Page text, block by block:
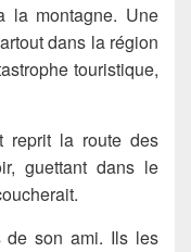
la montagne. Une
dans la région
touristique,
reprit la route des
guettant dans le
de son ami. Ils les